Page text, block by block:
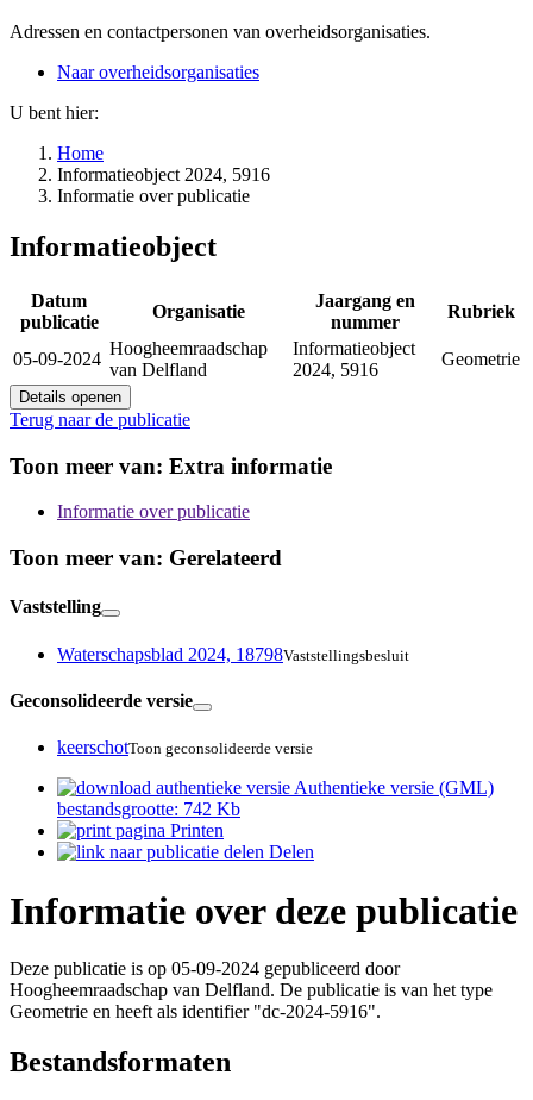
Adressen en contactpersonen van overheidsorganisaties.
Naar overheidsorganisaties
U bent hier:
Home
Informatieobject 2024, 5916
Informatie over publicatie
Informatieobject
Datum
publicatie
Organisatie
Jaargang en
nummer
Rubriek
05-09-2024
Hoogheemraadschap
van Delfland
Informatieobject
2024, 5916
Geometrie
Details openen
Terug naar de publicatie
Toon meer van: Extra informatie
Informatie over publicatie
Toon meer van: Gerelateerd
Vaststelling
Waterschapsblad 2024, 18798Vaststellingsbesluit
Geconsolideerde versie
keerschotToon geconsolideerde versie
Authentieke versie (GML)
bestandsgrootte: 742 Kb
Printen
Delen
Informatie over deze publicatie
Deze publicatie is op 05-09-2024 gepubliceerd door
Hoogheemraadschap van Delfland. De publicatie is van het type
Geometrie en heeft als identifier "dc-2024-5916".
Bestandsformaten